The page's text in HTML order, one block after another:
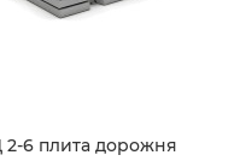
6 плита дорожня